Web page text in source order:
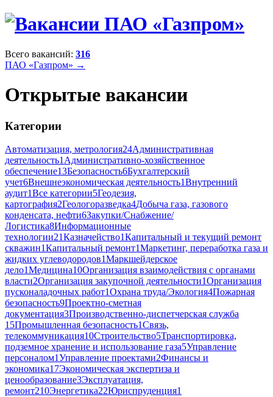
Всего вакансий: 316
ПАО «Газпром» →
Открытые вакансии
Категории
Автоматизация, метрология24Административная
деятельность1Административно-хозяйственное
обеспечение13Безопасность6Бухгалтерский
учет6Внешнеэкономическая деятельность1Внутренний
аудит1Все категории5Геодезия,
картография2Геологоразведка4Добыча газа, газового
конденсата, нефти6Закупки/Снабжение/
Логистика8Информационные
технологии21Казначейство1Капитальный и текущий ремонт
скважин1Капитальный ремонт1Маркетинг, переработка газа и
жидких углеводородов1Маркшейдерское
дело1Медицина10Организация взаимодействия с органами
власти2Организация закупочной деятельности1Организация
пусконаладочных работ1Охрана труда/Экология4Пожарная
безопасность9Проектно-сметная
документация3Производственно-диспетчерская служба
15Промышленная безопасность1Связь,
телекоммуникация10Строительство5Транспортировка,
подземное хранение и использование газа5Управление
персоналом1Управление проектами2Финансы и
экономика17Экономическая экспертиза и
ценообразование3Эксплуатация,
ремонт210Энергетика22Юриспруденция1